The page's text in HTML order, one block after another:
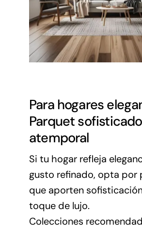
Para hogares
Parquet
atemporal
Si tu hogar refleja
gusto refinado, opta por
que aporten
toque de lujo.
Colecciones